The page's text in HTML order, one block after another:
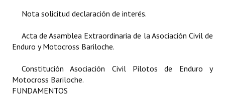
DOCUMENTOS
Informes de Gestión
Proyectos Presentados
Nota solicitud declaración de interés.
Acta de Asamblea Extraordinaria de la Asociación Civil de
Enduro y Motocross Bariloche.
Constitución Asociación Civil Pilotos de Enduro y
Motocross Bariloche.
FUNDAMENTOS